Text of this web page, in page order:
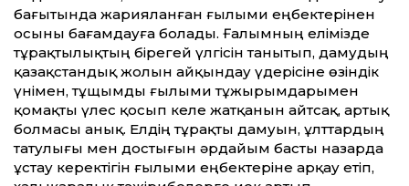
бағытында жарияланған ғылыми еңбектерінен
осыны бағамдауға болады. Ғалымның елімізде
тұрақтылықтың бірегей үлгісін танытып, дамудың
қазақстандық жолын айқындау үдерісіне өзіндік
үнімен, тұщымды ғылыми тұжырымдарымен
қомақты үлес қосып келе жатқанын айтсақ, артық
болмасы анық. Елдің тұрақ­ты дамуын, ұлттардың
татулығы мен достығын әрдайым басты назарда
ұстау керектігін ғылыми еңбектеріне арқау етіп,